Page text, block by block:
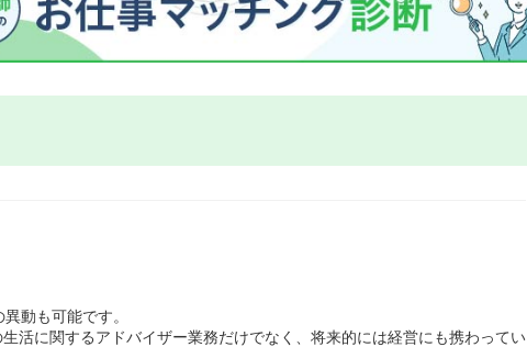
動も可能です。
活に関するアドバイザー業務だけでなく、将来的には経営にも携わってい